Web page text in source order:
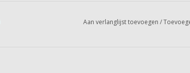
Aan verlanglijst toevoegen /